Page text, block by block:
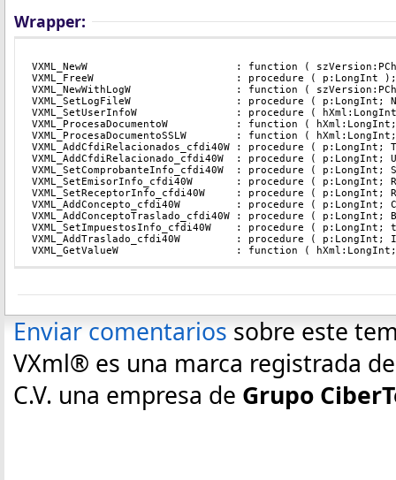
Wrapper:
VXML_NewW                        : function (
VXML_FreeW                       : procedure ( p:LongInt
VXML_NewWithLogW                 : function (
VXML_SetLogFileW                 : procedure ( p:LongInt;
VXML_SetUserInfoW                : procedure (
VXML_ProcesaDocumentoW           : function (
VXML_ProcesaDocumentoSSLW        : function (
VXML_AddCfdiRelacionados_cfdi40W : procedure ( p:LongInt;
VXML_AddCfdiRelacionado_cfdi40W  : procedure ( p:LongInt;
VXML_SetComprobanteInfo_cfdi40W  : procedure ( p:LongInt;
VXML_SetEmisorInfo_cfdi40W       : procedure ( p:LongInt;
VXML_SetReceptorInfo_cfdi40W     : procedure ( p:LongInt;
VXML_AddConcepto_cfdi40W         : procedure ( p:LongInt;
VXML_AddConceptoTraslado_cfdi40W : procedure (
VXML_SetImpuestosInfo_cfdi40W    : procedure (
VXML_AddTraslado_cfdi40W         : procedure ( p:LongInt;
VXML_GetValueW                   : function (
Enviar comentarios sobre este
VXml® es una marca registrada
C.V. una empresa de Grupo